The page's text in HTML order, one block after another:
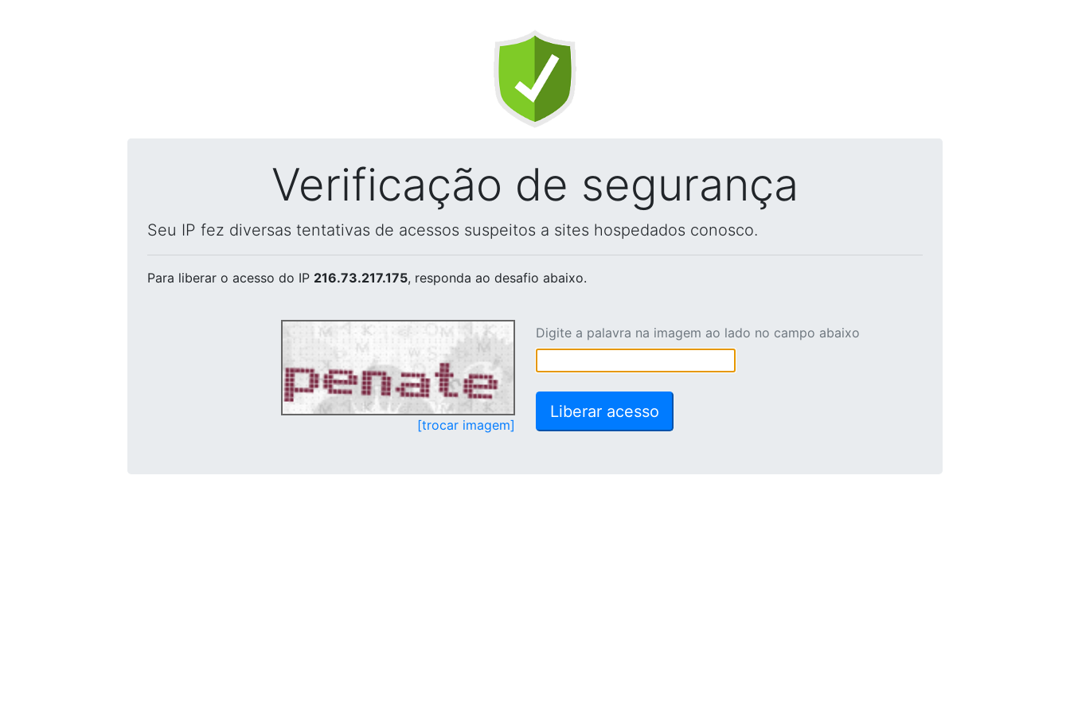
Verificação de segurança
Seu IP fez diversas tentativas de acessos suspeitos a sites hospedados conosco.
Para liberar o acesso do IP 216.73.217.175, responda ao desafio abaixo.
[trocar imagem]
Digite a palavra na imagem ao lado no campo abaixo